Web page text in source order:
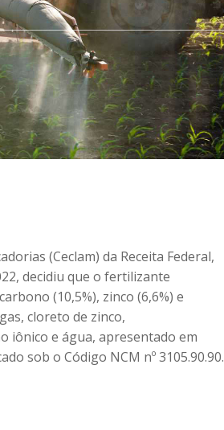
(Ceclam) da Receita Federal,
decidiu que o fertilizante
(10,5%), zinco (6,6%) e
cloreto de zinco,
iônico e água, apresentado em
sob o Código NCM nº 3105.90.90.